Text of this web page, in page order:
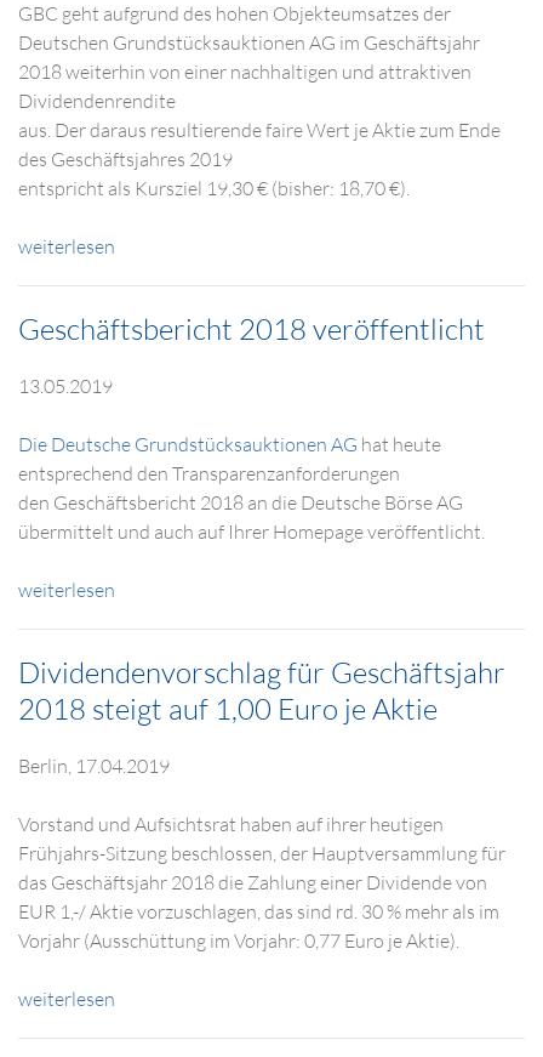
GBC geht aufgrund des hohen Objekteumsatzes der
Deutschen Grundstücksauktionen AG im Geschäftsjahr
2018 weiterhin von einer nachhaltigen und attraktiven
Dividendenrendite
aus. Der daraus resultierende faire Wert je Aktie zum Ende
des Geschäftsjahres 2019
entspricht als Kursziel 19,30 € (bisher: 18,70 €).
weiterlesen
Geschäftsbericht 2018 veröffentlicht
13.05.2019
Die Deutsche Grundstücksauktionen AG hat heute
entsprechend den Transparenzanforderungen
den Geschäftsbericht 2018 an die Deutsche Börse AG
übermittelt und auch auf Ihrer Homepage veröffentlicht.
weiterlesen
Dividendenvorschlag für Geschäftsjahr
2018 steigt auf 1,00 Euro je Aktie
Berlin, 17.04.2019
Vorstand und Aufsichtsrat haben auf ihrer heutigen
Frühjahrs-Sitzung beschlossen, der Hauptversammlung für
das Geschäftsjahr 2018 die Zahlung einer Dividende von
EUR 1,-/ Aktie vorzuschlagen, das sind rd. 30 % mehr als im
Vorjahr (Ausschüttung im Vorjahr: 0,77 Euro je Aktie).
weiterlesen